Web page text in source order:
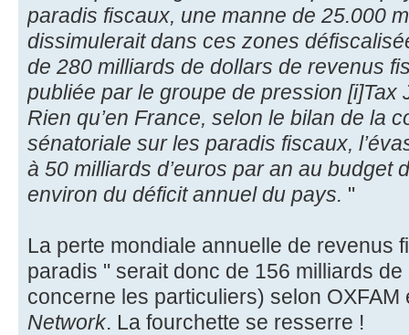
paradis fiscaux, une manne de 25.000
dissimulerait dans ces zones
de 280 milliards de dollars de revenus
publiée par le groupe de pression [i]Tax
Rien qu’en France, selon le bilan de la
sénatoriale sur les paradis fiscaux,
à 50 milliards d’euros par an au budget
environ du déficit annuel du pays. "
La perte mondiale annuelle de revenus
paradis " serait donc de 156 milliards
concerne les particuliers) selon
Network. La fourchette se resserre !